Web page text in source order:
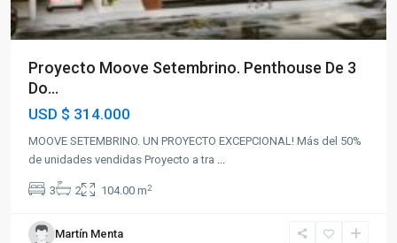
Proyecto Moove Setembrino. Penthouse De 3
Do...
USD $ 314.000
MOOVE SETEMBRINO. UN PROYECTO EXCEPCIONAL! Más del 50%
de unidades vendidas Proyecto a tra ...
3 2 104.00 m2
Martín Menta